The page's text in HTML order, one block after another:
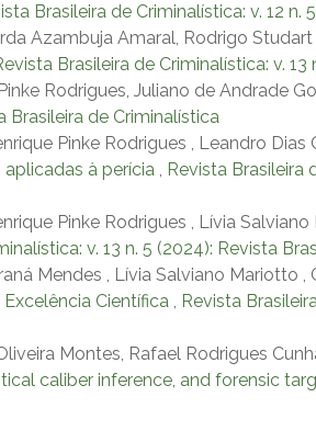
Brasileira de Criminalística: v. 12
Azambuja Amaral, Rodrigo
Brasileira de Criminalística: v.
Rodrigues, Juliano de Andrade
Brasileira de Criminalística
Pinke Rodrigues , Leandro
à perícia , Revista Brasileira
Pinke Rodrigues , Lívia
v. 13 n. 5 (2024): Revista
Mendes , Lívia Salviano Mariotto ,
Científica , Revista
Montes, Rafael Rodrigues
caliber inference, and forensic